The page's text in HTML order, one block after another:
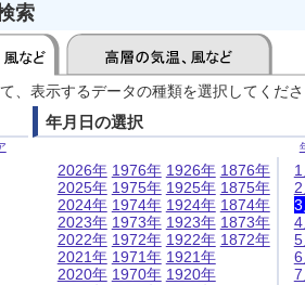
索
、表示するデータの種類を選択してくだ
年月日の選択
2026年
2025年
2024年
2023年
2022年
2021年
2020年
1976年
1975年
1974年
1973年
1972年
1971年
1970年
1926年
1925年
1924年
1923年
1922年
1921年
1920年
1876年
1875年
1874年
1873年
1872年